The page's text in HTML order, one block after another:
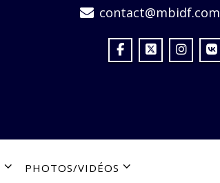
contact@mbidf.com
PHOTOS/VIDÉOS